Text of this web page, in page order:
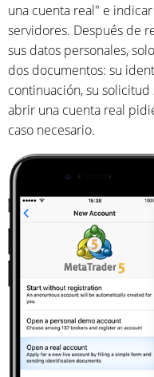
una cuenta real" e
servidores. Después de
sus datos personales,
dos documentos: su
continuación, su
abrir una cuenta real
caso necesario.